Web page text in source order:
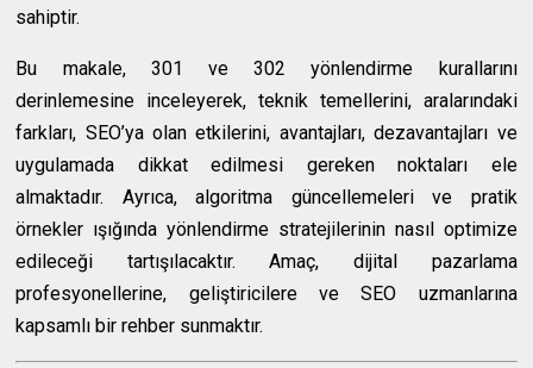
sahiptir.
Bu makale, 301 ve 302 yönlendirme kurallarını
derinlemesine inceleyerek, teknik temellerini, aralarındaki
farkları, SEO’ya olan etkilerini, avantajları, dezavantajları ve
uygulamada dikkat edilmesi gereken noktaları ele
almaktadır. Ayrıca, algoritma güncellemeleri ve pratik
örnekler ışığında yönlendirme stratejilerinin nasıl optimize
edileceği tartışılacaktır. Amaç, dijital pazarlama
profesyonellerine, geliştiricilere ve SEO uzmanlarına
kapsamlı bir rehber sunmaktır.